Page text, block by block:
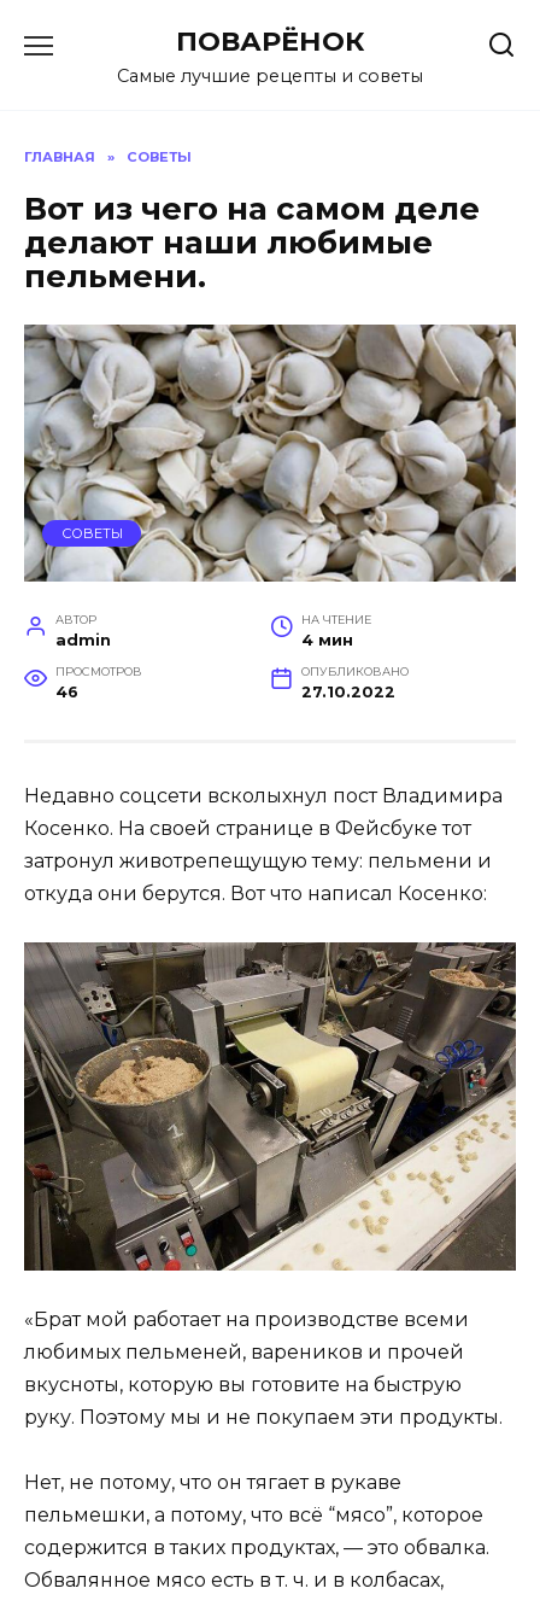
содержанию
ПОВАРЁНОК
Самые лучшие рецепты и советы
ГЛАВНАЯ » СОВЕТЫ
Вот из чего на самом деле
делают наши любимые
пельмени.
СОВЕТЫ
АВТОР
admin
НА ЧТЕНИЕ
4 мин
ПРОСМОТРОВ
46
ОПУБЛИКОВАНО
27.10.2022
Недавно соцсети всколыхнул пост Владимира
Косенко. На своей странице в Фейсбуке тот
затронул животрепещущую тему: пельмени и
откуда они берутся. Вот что написал Косенко:
«Брат мой работает на производстве всеми
любимых пельменей, вареников и прочей
вкусноты, которую вы готовите на быструю
руку. Поэтому мы и не покупаем эти продукты.
Нет, не потому, что он тягает в рукаве
пельмешки, а потому, что всё “мясо”, которое
содержится в таких продуктах, — это обвалка.
Обвалянное мясо есть в т. ч. и в колбасах,